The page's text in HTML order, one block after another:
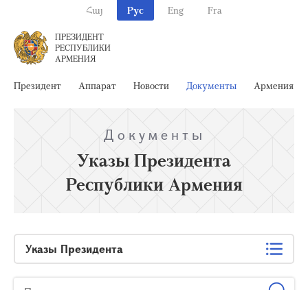
Հայ Рус Eng Fra
ПРЕЗИДЕНТ
РЕСПУБЛИКИ
АРМЕНИЯ
Президент Аппарат Новости Документы Армения
Документы
Указы Президента
Республики Армения
Указы Президента